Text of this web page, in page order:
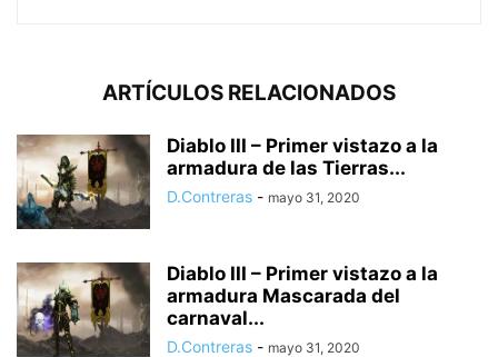
ARTÍCULOS RELACIONADOS
Diablo III – Primer vistazo a la
armadura de las Tierras...
D.Contreras - mayo 31, 2020
Diablo III – Primer vistazo a la
armadura Mascarada del
carnaval...
D.Contreras - mayo 31, 2020